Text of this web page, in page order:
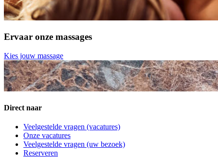
Ervaar onze massages
Kies jouw massage
Direct naar
Veelgestelde vragen (vacatures)
Onze vacatures
Veelgestelde vragen (uw bezoek)
Reserveren